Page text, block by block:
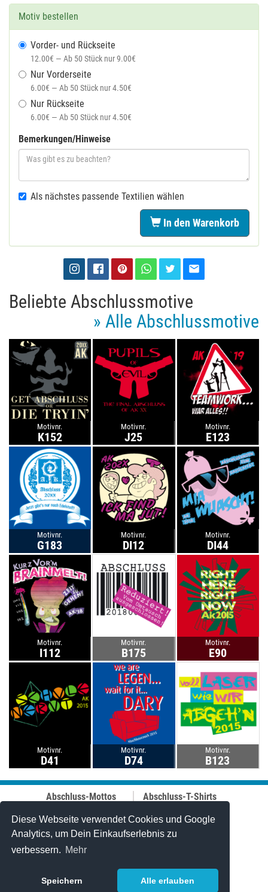
Diese Webseite verwendet Cookies und Google
Analytics, um Dein Einkaufserlebnis zu
verbessern. Mehr
Speichern Alle erlauben
Motiv bestellen
Vorder- und Rückseite
12.00€ — Ab 50 Stück nur 9.00€
Nur Vorderseite
6.00€ — Ab 50 Stück nur 4.50€
Nur Rückseite
6.00€ — Ab 50 Stück nur 4.50€
Bemerkungen/Hinweise
Als nächstes passende Textilien wählen
In den Warenkorb
Beliebte Abschlussmotive
» Alle Abschlussmotive
Motivnr.
K152
Motivnr.
J25
Motivnr.
E123
Motivnr.
G183
Motivnr.
DI12
Motivnr.
DI44
Motivnr.
I112
Motivnr.
B175
Motivnr.
E90
Motivnr.
D41
Motivnr.
D74
Motivnr.
B123
Abschluss-Mottos
Abi-Mottos
Lehrer-Motive
Online-Designer
Abschluss-T-Shirts
Best-Price-
Abschlussshirts
Stuff & Bändchen